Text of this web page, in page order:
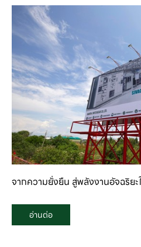
จากความยั่งยืน สู่พลังงานอัจฉริย
อ่านต่อ